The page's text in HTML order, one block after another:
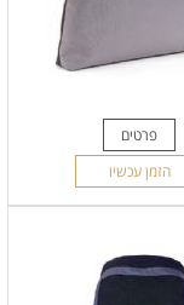
פרטים
הזמן עכשיו